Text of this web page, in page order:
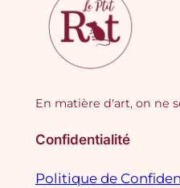
En matière d'art, on ne
Confidentialité
Politique de